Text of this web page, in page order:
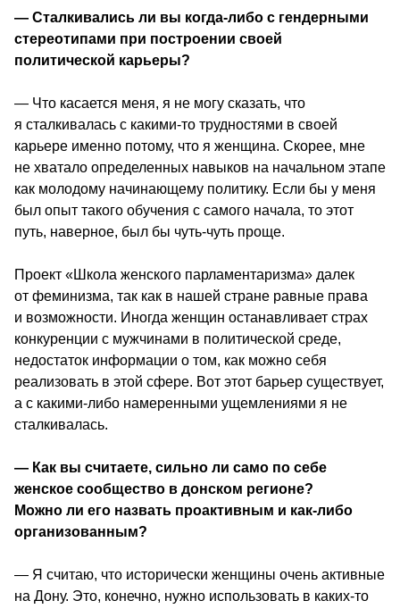
— Сталкивались ли вы когда-либо с гендерными
стереотипами при построении своей
политической карьеры?
― Что касается меня, я не могу сказать, что
я сталкивалась с какими-то трудностями в своей
карьере именно потому, что я женщина. Скорее, мне
не хватало определенных навыков на начальном этапе
как молодому начинающему политику. Если бы у меня
был опыт такого обучения с самого начала, то этот
путь, наверное, был бы чуть-чуть проще.
Проект «Школа женского парламентаризма» далек
от феминизма, так как в нашей стране равные права
и возможности. Иногда женщин останавливает страх
конкуренции с мужчинами в политической среде,
недостаток информации о том, как можно себя
реализовать в этой сфере. Вот этот барьер существует,
а с какими-либо намеренными ущемлениями я не
сталкивалась.
― Как вы считаете, сильно ли само по себе
женское сообщество в донском регионе?
Можно ли его назвать проактивным и как-либо
организованным?
― Я считаю, что исторически женщины очень активные
на Дону. Это, конечно, нужно использовать в каких-то